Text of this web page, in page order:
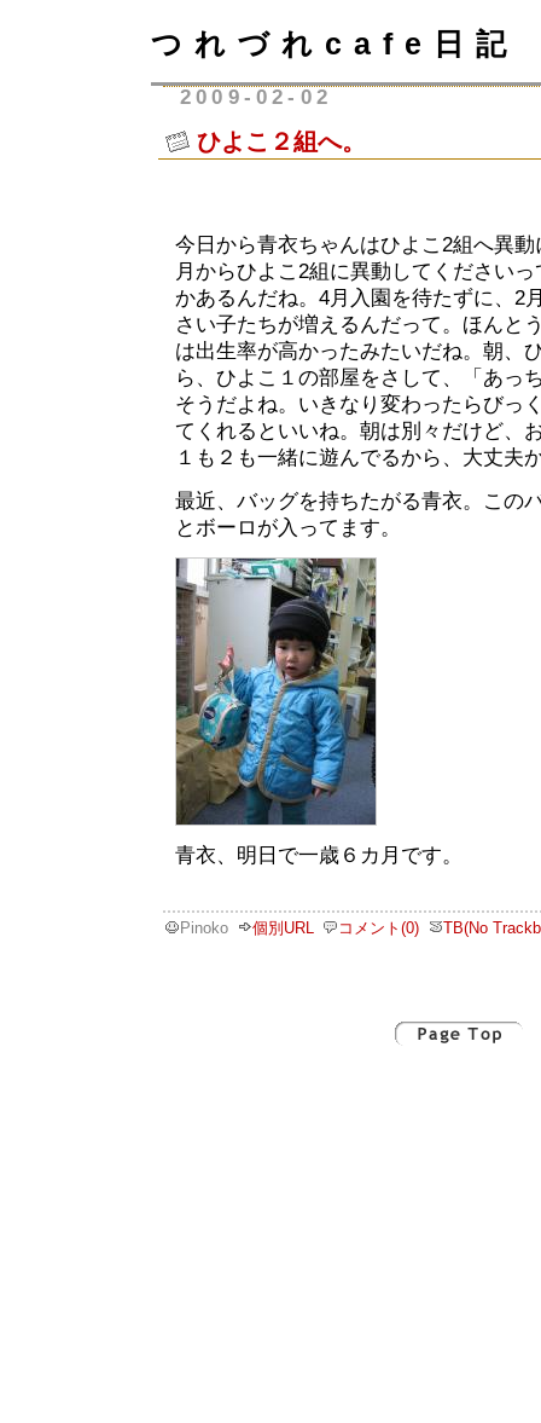
つれづれcafe日記
2009-02-02
ひよこ２組へ。
今日から青衣ちゃんはひよこ2組へ異
月からひよこ2組に異動してください
かあるんだね。4月入園を待たずに、2
さい子たちが増えるんだって。ほんと
は出生率が高かったみたいだね。朝、
ら、ひよこ１の部屋をさして、「あっ
そうだよね。いきなり変わったらびっ
てくれるといいね。朝は別々だけど、
１も２も一緒に遊んでるから、大丈夫
最近、バッグを持ちたがる青衣。この
とボーロが入ってます。
青衣、明日で一歳６カ月です。
Pinoko 個別URL コメント(0) TB(No